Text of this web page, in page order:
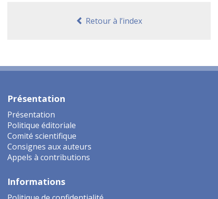
Retour à l’index
Présentation
Présentation
Politique éditoriale
Comité scientifique
Consignes aux auteurs
Appels à contributions
Informations